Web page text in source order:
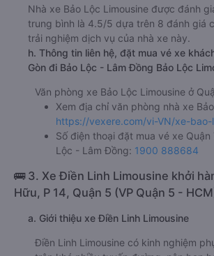
Nhà xe Bảo Lộc Limousine được đánh
trung bình là 4.5/5 dựa trên 8 đánh giá
trải nghiệm dịch vụ của nhà xe này.
h. Thông tin liên hệ, đặt mua vé xe
Gòn đi Bảo Lộc - Lâm Đồng Bảo Lộc
Văn phòng xe Bảo Lộc Limousine ở
Xem địa chỉ văn phòng nhà xe
https://vexere.com/vi-VN/xe-bao-
Số điện thoại đặt mua vé xe Quận
Lộc - Lâm Đồng: 1900 888684
🚌 3. Xe Điền Linh Limousine khởi
Hữu, P 14, Quận 5 (VP Quận 5 -
a. Giới thiệu xe Điền Linh Limousine
Điền Linh Limousine có kinh nghiệm